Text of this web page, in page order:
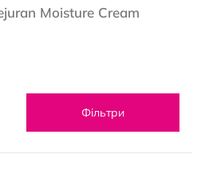
Moisture Cream
Фільтри